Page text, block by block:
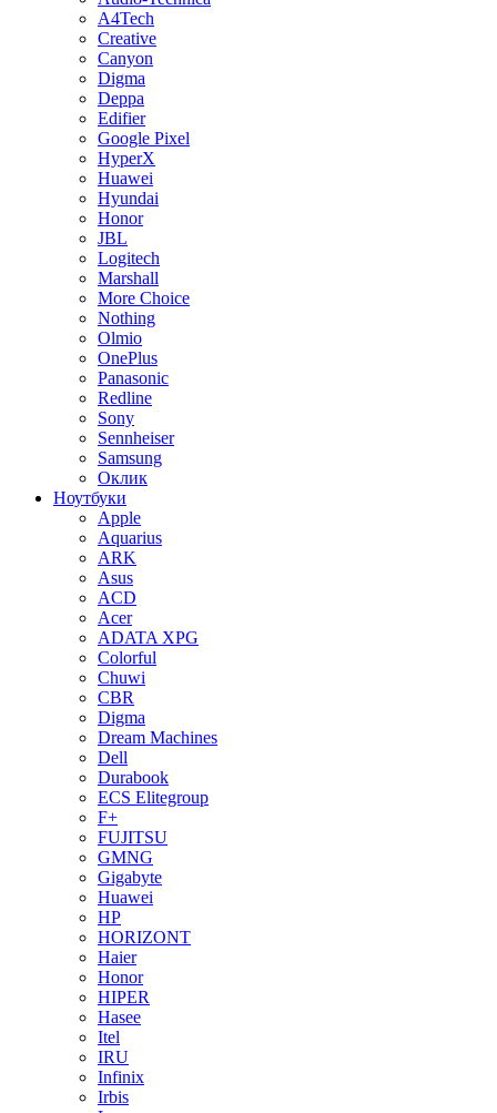
A4Tech
Creative
Canyon
Digma
Deppa
Edifier
Google Pixel
HyperX
Huawei
Hyundai
Honor
JBL
Logitech
Marshall
More Choice
Nothing
Olmio
OnePlus
Panasonic
Redline
Sony
Sennheiser
Samsung
Оклик
Ноутбуки
Apple
Aquarius
ARK
Asus
ACD
Acer
ADATA XPG
Colorful
Chuwi
CBR
Digma
Dream Machines
Dell
Durabook
ECS Elitegroup
F+
FUJITSU
GMNG
Gigabyte
Huawei
HP
HORIZONT
Haier
Honor
HIPER
Hasee
Itel
IRU
Infinix
Irbis